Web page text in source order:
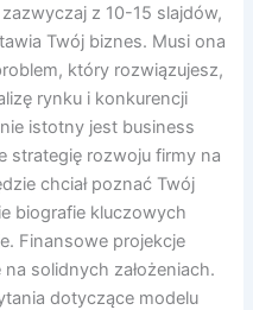
z 10-15 slajdów,
Twój biznes. Musi ona
który rozwiązujesz,
rynku i konkurencji
istotny jest business
strategię rozwoju firmy na
chciał poznać Twój
biografie kluczowych
Finansowe projekcje
solidnych założeniach.
dotyczące modelu